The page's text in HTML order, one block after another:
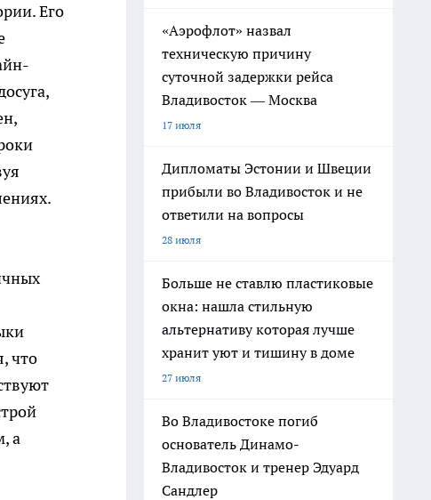
Его
что
а
«Аэрофлот» назвал
техническую причину
суточной задержки рейса
Владивосток — Москва
17 июля
Дипломаты Эстонии и Швеции
прибыли во Владивосток и не
ответили на вопросы
28 июля
Больше не ставлю пластиковые
окна: нашла стильную
альтернативу которая лучше
хранит уют и тишину в доме
27 июля
Во Владивостоке погиб
основатель Динамо-
Владивосток и тренер Эдуард
Сандлер